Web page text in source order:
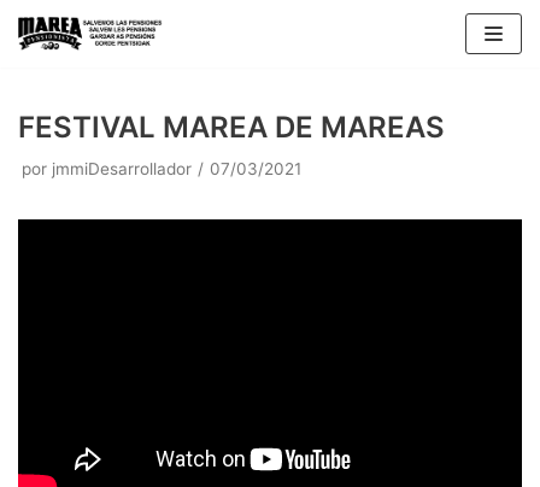
Saltar
FESTIVAL MAREA DE MAREAS
por jmmiDesarrollador 07/03/2021